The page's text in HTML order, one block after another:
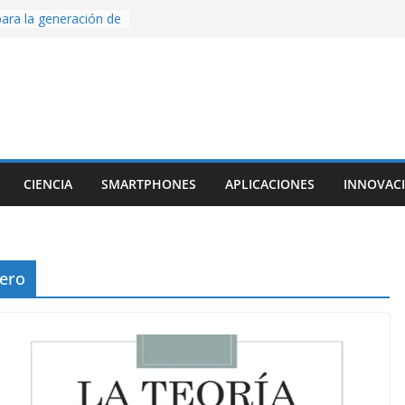
la generación de
con Inteligencia
una app
una
CIENCIA SMARTPHONES APLICACIONES